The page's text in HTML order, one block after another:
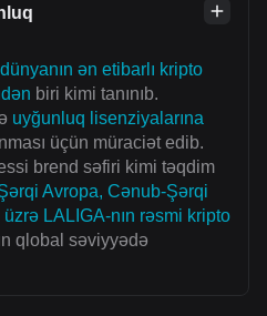
dünyanın ən etibarlı kripto
biri kimi tanınıb.
uyğunluq lisenziyalarına
üçün müraciət edib.
brend səfiri kimi təqdim
Avropa, Cənub-Şərqi
LALIGA-nın rəsmi kripto
qlobal səviyyədə